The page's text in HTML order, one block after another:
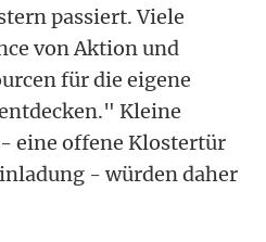
passiert. Viele
von Aktion und
für die eigene
Kleine
eine offene Klostertür
- würden daher